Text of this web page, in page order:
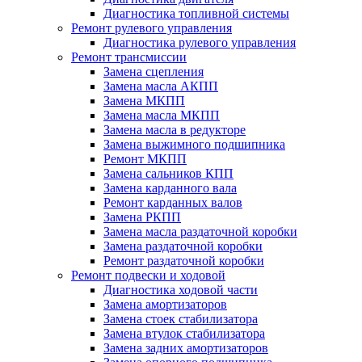
Диагностика топливной системы
Ремонт рулевого управления
Диагностика рулевого управления
Ремонт трансмиссии
Замена сцепления
Замена масла АКПП
Замена МКПП
Замена масла МКПП
Замена масла в редукторе
Замена выжимного подшипника
Ремонт МКПП
Замена сальников КПП
Замена карданного вала
Ремонт карданных валов
Замена РКПП
Замена масла раздаточной коробки
Замена раздаточной коробки
Ремонт раздаточной коробки
Ремонт подвески и ходовой
Диагностика ходовой части
Замена амортизаторов
Замена стоек стабилизатора
Замена втулок стабилизатора
Замена задних амортизаторов